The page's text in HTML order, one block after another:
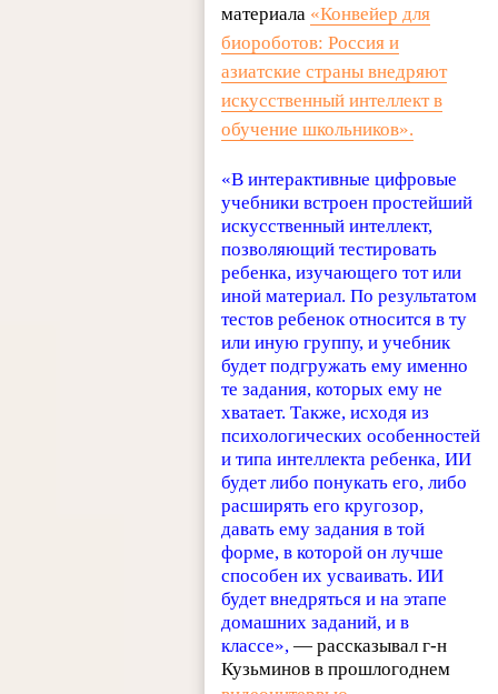
материала «Конвейер для
биороботов: Россия и
азиатские страны внедряют
искусственный интеллект в
обучение школьников».
«В интерактивные цифровые
учебники встроен простейший
искусственный интеллект,
позволяющий тестировать
ребенка, изучающего тот или
иной материал. По результатом
тестов ребенок относится в ту
или иную группу, и учебник
будет подгружать ему именно
те задания, которых ему не
хватает. Также, исходя из
психологических особенностей
и типа интеллекта ребенка, ИИ
будет либо понукать его, либо
расширять его кругозор,
давать ему задания в той
форме, в которой он лучше
способен их усваивать. ИИ
будет внедряться и на этапе
домашних заданий, и в
классе», — рассказывал г-н
Кузьминов в прошлогоднем